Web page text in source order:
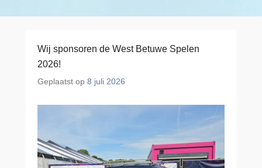
Wij sponsoren de West Betuwe Spelen
2026!
Geplaatst op 8 juli 2026